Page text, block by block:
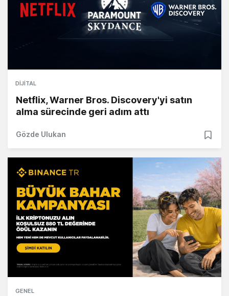
DIJITAL
Netflix, Warner Bros. Discovery'yi satın
alma sürecinde geri adım attı
Gözde Ulukan
GENEL